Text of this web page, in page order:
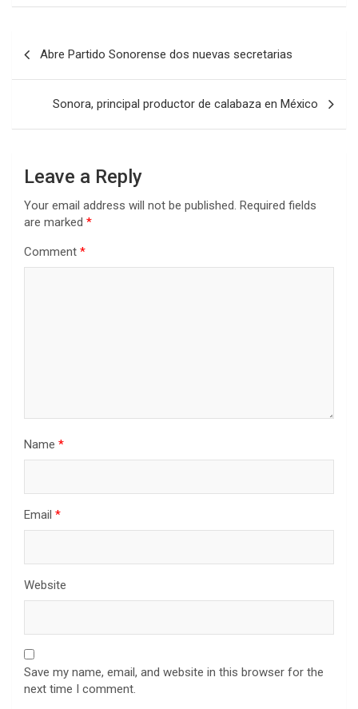
Abre Partido Sonorense dos nuevas secretarias
Sonora, principal productor de calabaza en México
Leave a Reply
Your email address will not be published. Required fields
are marked *
Comment *
Name *
Email *
Website
Save my name, email, and website in this browser for the
next time I comment.